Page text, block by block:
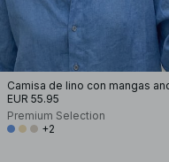
EUR 55.95
Premium Selection
+2